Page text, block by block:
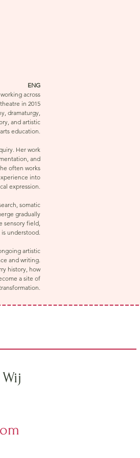
ENG
across
in 2015
dramaturgy,
and artistic
education.
Her work
and
often works
into
expression.
somatic
gradually
sensory field,
is understood.
artistic
and writing.
history, how
a site of